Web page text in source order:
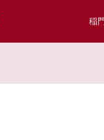
稲